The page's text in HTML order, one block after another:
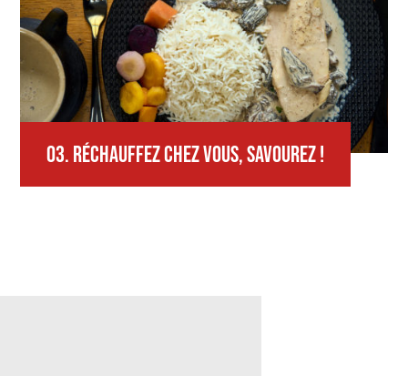
03.RÉCHAUFFEZ CHEZ VOUS,SAVOUREZ !